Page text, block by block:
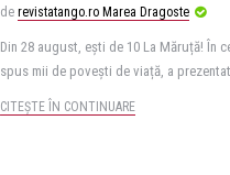
de revistatango.ro Marea Dragoste
Din 28 august, ești de 10 La Măruță! În
spus mii de povești de viață, a
CITEȘTE ÎN CONTINUARE